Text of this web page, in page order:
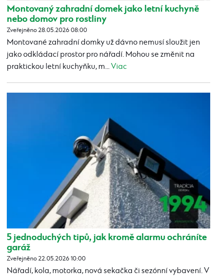
Montovaný zahradní domek jako letní kuchyně
nebo domov pro rostliny
Zveřejněno 28.05.2026 08:00
Montované zahradní domky už dávno nemusí sloužit jen
jako odkládací prostor pro nářadí. Mohou se změnit na
praktickou letní kuchyňku, m...Viac
5 jednoduchých tipů, jak kromě alarmu ochráníte
garáž
Zveřejněno 22.05.2026 10:00
Nářadí, kola, motorka, nová sekačka či sezónní vybavení. V